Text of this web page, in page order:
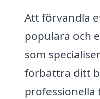
Att förvandla
populära och
som
förbättra ditt